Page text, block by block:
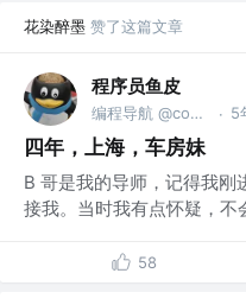
花染醉墨 赞了这篇文章
程序员鱼皮
编程导航 @codefather.cn · 5
四年，上海，车房妹
B 哥是我的导师，记得我刚
接我。当时我有点怀疑，不
58